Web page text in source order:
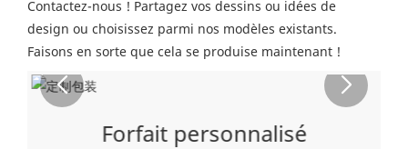
Contactez-nous ! Partagez vos dessins ou idées de
design ou choisissez parmi nos modèles existants.
Faisons en sorte que cela se produise maintenant !
Forfait personnalisé